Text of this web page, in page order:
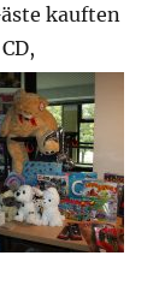
kauften